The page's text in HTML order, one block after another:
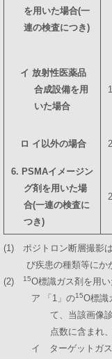
を用いた場合(一
連の検査につき)
イ 放射性医薬品
合成設備を用
いた場合
ロ イ以外の場合
6. PSMAイメージン
グ剤を用いた場
合(一連の検査に
つき)
(1) ポジトロン断層撮影
び疾患の種類等にか
(2)
15O標識ガス剤を用
ア 「1」の15O標識
て、当該画像
点数に含まれ
イ ターゲットガ